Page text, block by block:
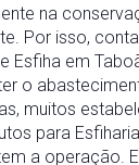
na
Por isso,
Esfiha em
o
muitos
para
a operação.